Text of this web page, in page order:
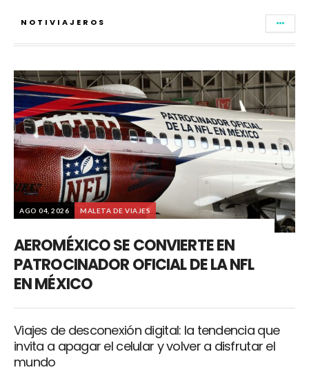
NOTIVIAJEROS
AGO 04, 2026 MALETA DE VIAJES
AEROMÉXICO SE CONVIERTE EN
PATROCINADOR OFICIAL DE LA NFL
EN MÉXICO
Viajes de desconexión digital: la tendencia que
invita a apagar el celular y volver a disfrutar el
mundo